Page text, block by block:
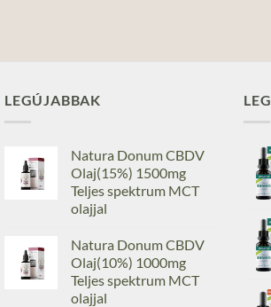
LEGÚJABBAK
Natura Donum CBDV
Olaj(15%) 1500mg
Teljes spektrum MCT
olajjal
Natura Donum CBDV
Olaj(10%) 1000mg
Teljes spektrum MCT
olajjal